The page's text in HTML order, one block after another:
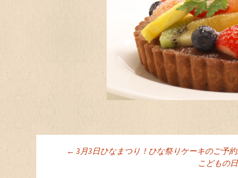
投稿ナビゲーシ
← 3月3日ひなまつり！ひな祭りケーキのご予
こどもの